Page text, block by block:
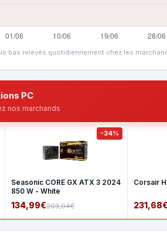
bas relevés quotidiennement chez les
PC
nos marchands
-34%
Seasonic CORE GX ATX 3 2024
850 W - White
134,99€203,04€
Corsair
231,68€